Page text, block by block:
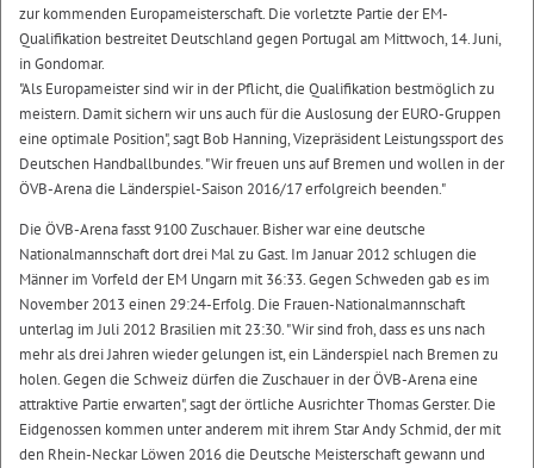
zur kommenden Europameisterschaft. Die vorletzte Partie der EM-
Qualifikation bestreitet Deutschland gegen Portugal am Mittwoch, 14. Juni,
in Gondomar.
"Als Europameister sind wir in der Pflicht, die Qualifikation bestmöglich zu
meistern. Damit sichern wir uns auch für die Auslosung der EURO-Gruppen
eine optimale Position", sagt Bob Hanning, Vizepräsident Leistungssport des
Deutschen Handballbundes. "Wir freuen uns auf Bremen und wollen in der
ÖVB-Arena die Länderspiel-Saison 2016/17 erfolgreich beenden."
Die ÖVB-Arena fasst 9100 Zuschauer. Bisher war eine deutsche
Nationalmannschaft dort drei Mal zu Gast. Im Januar 2012 schlugen die
Männer im Vorfeld der EM Ungarn mit 36:33. Gegen Schweden gab es im
November 2013 einen 29:24-Erfolg. Die Frauen-Nationalmannschaft
unterlag im Juli 2012 Brasilien mit 23:30. "Wir sind froh, dass es uns nach
mehr als drei Jahren wieder gelungen ist, ein Länderspiel nach Bremen zu
holen. Gegen die Schweiz dürfen die Zuschauer in der ÖVB-Arena eine
attraktive Partie erwarten", sagt der örtliche Ausrichter Thomas Gerster. Die
Eidgenossen kommen unter anderem mit ihrem Star Andy Schmid, der mit
den Rhein-Neckar Löwen 2016 die Deutsche Meisterschaft gewann und